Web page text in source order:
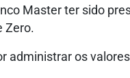
Master ter sido
Zero.
administrar os